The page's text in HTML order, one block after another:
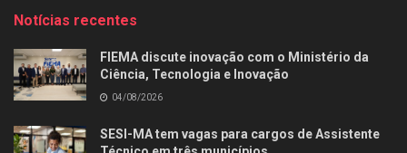
Notícias recentes
FIEMA discute inovação com o Ministério da
Ciência, Tecnologia e Inovação
04/08/2026
SESI-MA tem vagas para cargos de Assistente